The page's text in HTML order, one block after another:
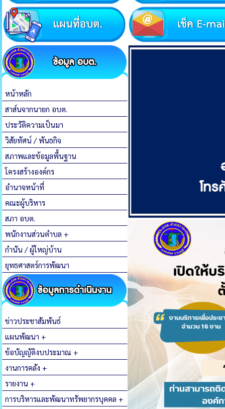
หน้าหลัก
สาส์นจากนายก อบต.
ประวัติความเป็นมา
วิสัยทัศน์ / พันธกิจ
สภาพและข้อมูลพื้นฐาน
โครงสร้างองค์กร
อำนาจหน้าที่
คณะผู้บริหาร
สภา อบต.
พนักงานส่วนตำบล +
กำนัน / ผู้ใหญ่บ้าน
ยุทธศาสตร์การพัฒนา
ข่าวประชาสัมพันธ์
แผนพัฒนา +
ข้อบัญญัติงบประมาณ +
งานการคลัง +
รายงาน +
การบริหารและพัฒนาทรัพยากรบุคคล +